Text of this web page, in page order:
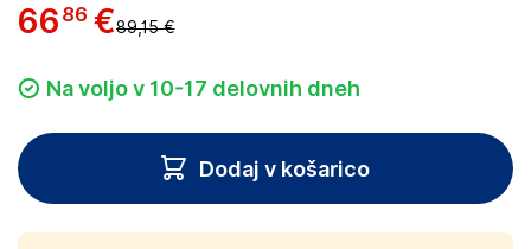
66 86 €89,15 €
Na voljo v 10-17 delovnih dneh
Dodaj v košarico